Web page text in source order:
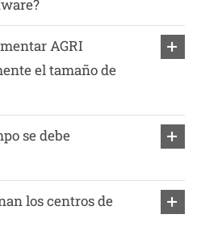
AGRI
el tamaño de
se debe
los centros de